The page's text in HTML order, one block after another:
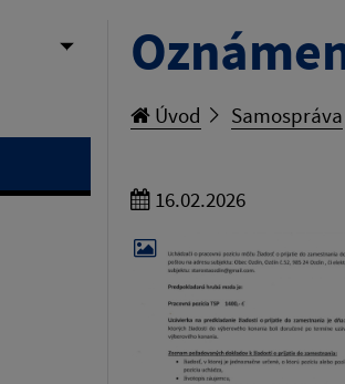
Úvod Samospráva
16.02.2026